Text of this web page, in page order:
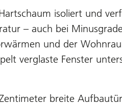
isoliert und
– auch bei
und der
verglaste Fenster
breite